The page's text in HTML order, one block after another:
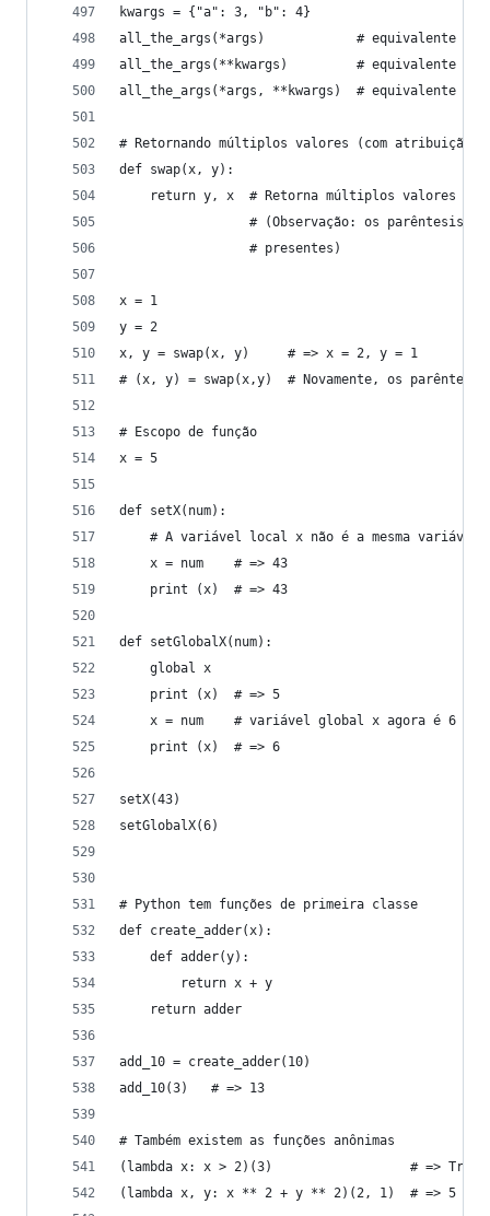
kwargs = {"a": 3, "b": 4}
all_the_args(*args)            # equivalente a
all_the_args(**kwargs)         # equivalente a
all_the_args(*args, **kwargs)  # equivalente a
# Retornando múltiplos valores (com atribuição
def swap(x, y):
return y, x  # Retorna múltiplos valores
# (Observação: os parêntesis
                 # presentes)
x = 1
y = 2
x, y = swap(x, y)     # => x = 2, y = 1
# (x, y) = swap(x,y)  # Novamente, os parêntesis
# Escopo de função
x = 5
def setX(num):
# A variável local x não é a mesma variável
    x = num    # => 43
    print (x)  # => 43
def setGlobalX(num):
    global x
    print (x)  # => 5
    x = num    # variável global x agora é 6
    print (x)  # => 6
setX(43)
setGlobalX(6)
# Python tem funções de primeira classe
def create_adder(x):
    def adder(y):
        return x + y
    return adder
add_10 = create_adder(10)
add_10(3)   # => 13
# Também existem as funções anônimas
(lambda x: x > 2)(3)                  # => True
(lambda x, y: x ** 2 + y ** 2)(2, 1)  # => 5